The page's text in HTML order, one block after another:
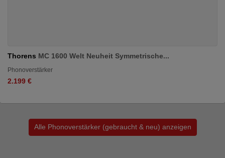
Thorens MC 1600 Welt Neuheit Symmetrische...
Phonoverstärker
2.199 €
Alle Phonoverstärker (gebraucht & neu) anzeigen